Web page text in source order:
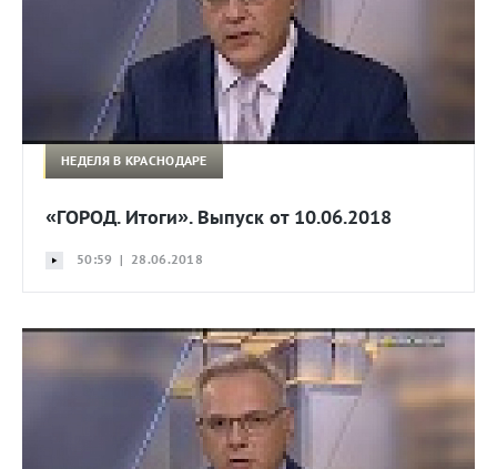
НЕДЕЛЯ В КРАСНОДАРЕ
«ГОРОД. Итоги». Выпуск от 10.06.2018
50:59 | 28.06.2018